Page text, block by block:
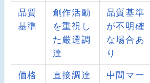
品質
基準
創作活動
を重視し
た厳選調
達
品質基準
が不明確
な場合あ
り
価格
直接調達
中間マー